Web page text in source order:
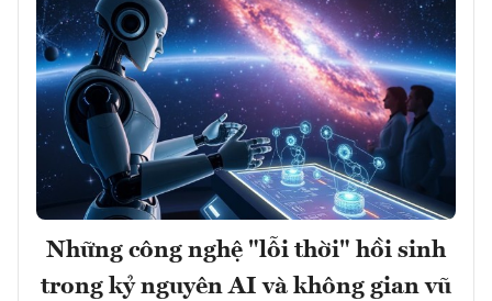
Những công nghệ "lỗi thời" hồi sinh
trong kỷ nguyên AI và không gian vũ